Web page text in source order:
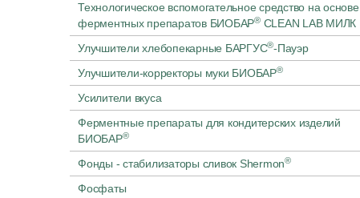
Технологическое вспомогательное средство на основе
ферментных препаратов БИОБАР®CLEAN LAB МИЛК
Улучшители хлебопекарные БАРГУС®-Пауэр
Улучшители-корректоры муки БИОБАР®
Усилители вкуса
Ферментные препараты для кондитерских изделий
БИОБАР®
Фонды - стабилизаторы сливок Shermon®
Фосфаты